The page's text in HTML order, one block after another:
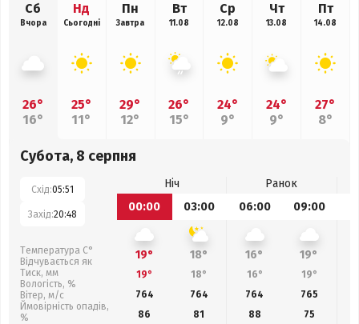
Сб
Вчора
26°
16°
Нд
Сьогодні
25°
11°
Пн
Завтра
29°
12°
Вт
11.08
26°
15°
Ср
12.08
24°
9°
Чт
13.08
24°
9°
Пт
14.08
27°
8°
Субота, 8 серпня
Схід:05:51
Захід:20:48
Температура С°
Відчувається як
Тиск, мм
Вологість, %
Вітер, м/с
Ймовірність опадів,
%
Ніч
Ранок
00:00
03:00 06:00 09:00
19° 18° 16° 19°
19° 18° 16° 19°
764
764 764 765
86
81 88 75